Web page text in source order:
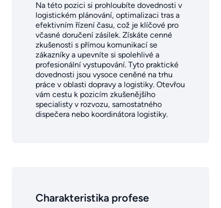
Na této pozici si prohloubíte dovednosti v
logistickém plánování, optimalizaci tras a
efektivním řízení času, což je klíčové pro
včasné doručení zásilek. Získáte cenné
zkušenosti s přímou komunikací se
zákazníky a upevníte si spolehlivé a
profesionální vystupování. Tyto praktické
dovednosti jsou vysoce ceněné na trhu
práce v oblasti dopravy a logistiky. Otevřou
vám cestu k pozicím zkušenějšího
specialisty v rozvozu, samostatného
dispečera nebo koordinátora logistiky.
Charakteristika profese